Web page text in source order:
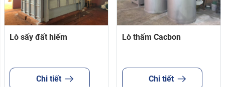
Lò sấy đất hiếm
Chi tiết
Lò thấm Cacbon
Chi tiết